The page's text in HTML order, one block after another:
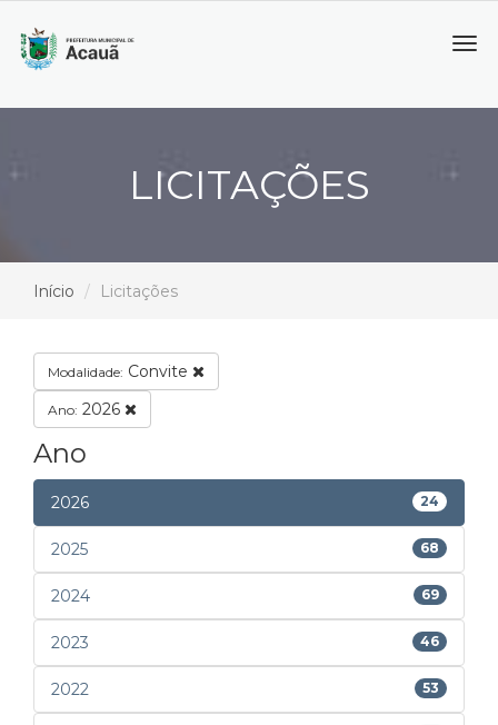
LICITAÇÕES
Início Licitações
Modalidade: Convite
Ano: 2026
Ano
2026 24
2025 68
2024 69
2023 46
2022 53